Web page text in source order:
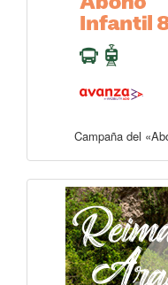
Campaña del